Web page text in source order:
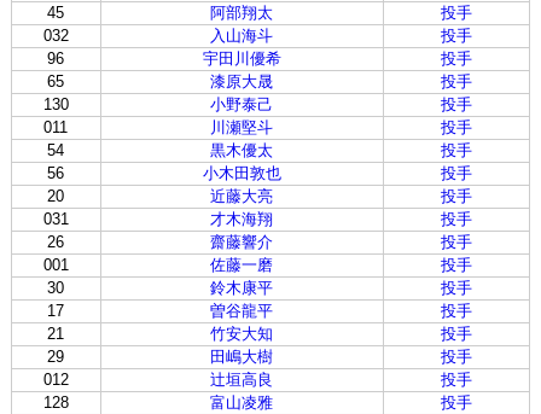
45
阿部翔太
投手
032
入山海斗
投手
96
宇田川優希
投手
65
漆原大晟
投手
130
小野泰己
投手
011
川瀬堅斗
投手
54
黒木優太
投手
56
小木田敦也
投手
20
近藤大亮
投手
031
才木海翔
投手
26
齋藤響介
投手
001
佐藤一磨
投手
30
鈴木康平
投手
17
曽谷龍平
投手
21
竹安大知
投手
29
田嶋大樹
投手
012
辻垣高良
投手
128
富山凌雅
投手